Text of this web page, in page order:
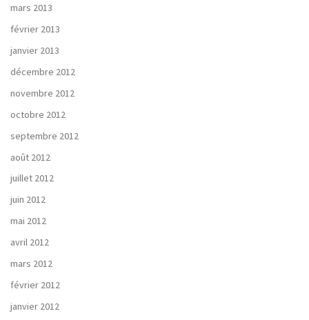
mars 2013
février 2013
janvier 2013
décembre 2012
novembre 2012
octobre 2012
septembre 2012
août 2012
juillet 2012
juin 2012
mai 2012
avril 2012
mars 2012
février 2012
janvier 2012